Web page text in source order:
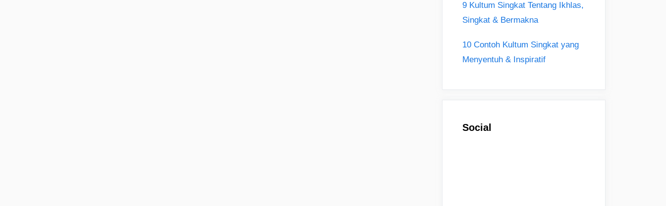
9 Kultum Singkat Tentang Ikhlas,
Singkat & Bermakna
10 Contoh Kultum Singkat yang
Menyentuh & Inspiratif
Social